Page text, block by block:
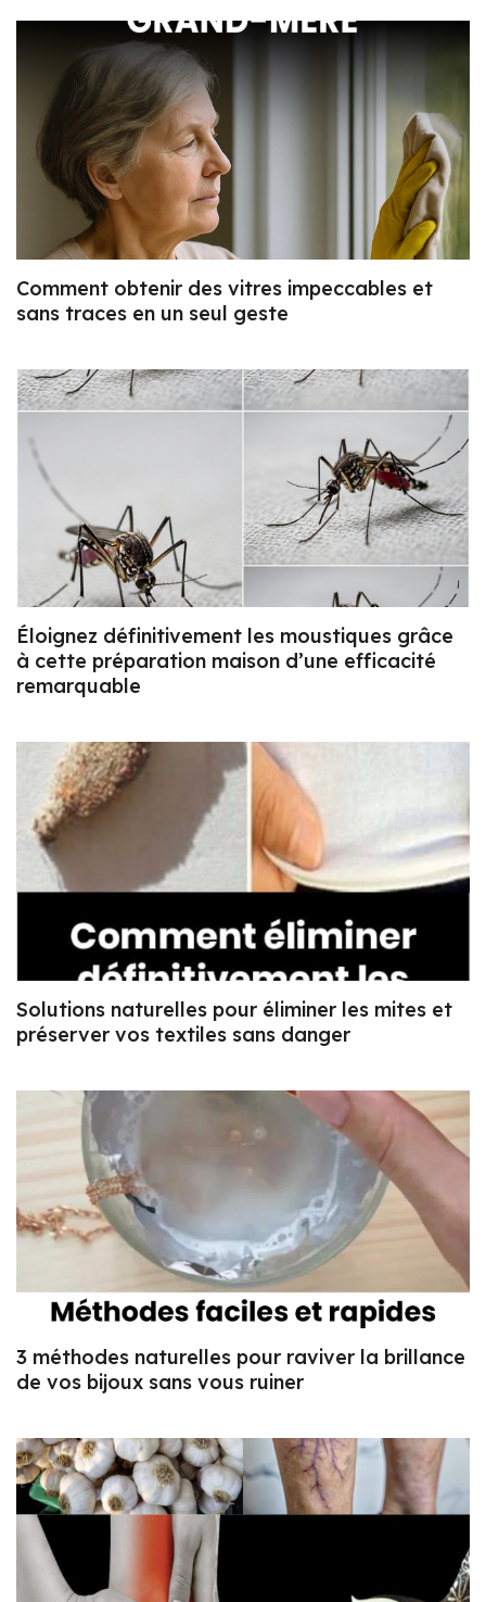
Comment obtenir des vitres impeccables et
sans traces en un seul geste
Éloignez définitivement les moustiques grâce
à cette préparation maison d’une efficacité
remarquable
Solutions naturelles pour éliminer les mites et
préserver vos textiles sans danger
3 méthodes naturelles pour raviver la brillance
de vos bijoux sans vous ruiner